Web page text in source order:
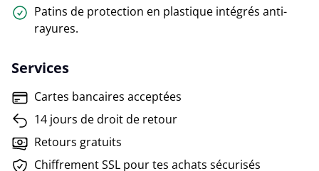
Patins de protection en plastique intégrés anti-
rayures.
Services
Cartes bancaires acceptées
14 jours de droit de retour
Retours gratuits
Chiffrement SSL pour tes achats sécurisés